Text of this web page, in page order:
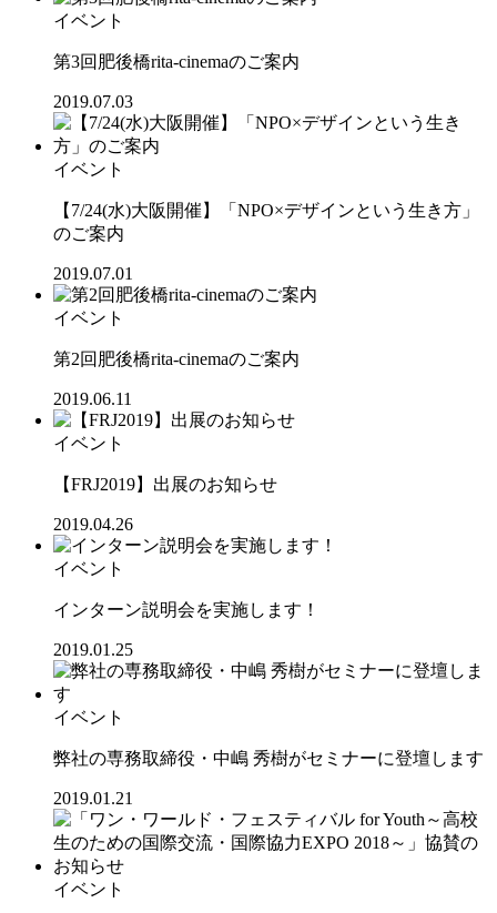
イベント
第3回肥後橋rita-cinemaのご案内
2019.07.03
イベント
【7/24(水)大阪開催】「NPO×デザインという生き方」
のご案内
2019.07.01
イベント
第2回肥後橋rita-cinemaのご案内
2019.06.11
イベント
【FRJ2019】出展のお知らせ
2019.04.26
イベント
インターン説明会を実施します！
2019.01.25
イベント
弊社の専務取締役・中嶋 秀樹がセミナーに登壇します
2019.01.21
イベント